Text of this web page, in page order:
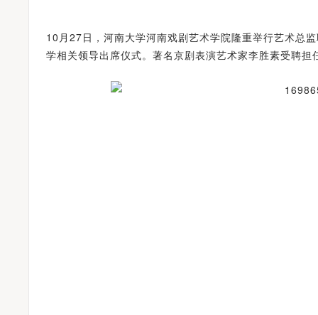
10月27日，河南大学河南戏剧艺术学院隆重举行艺术总
学相关领导出席仪式。著名京剧表演艺术家李胜素受聘